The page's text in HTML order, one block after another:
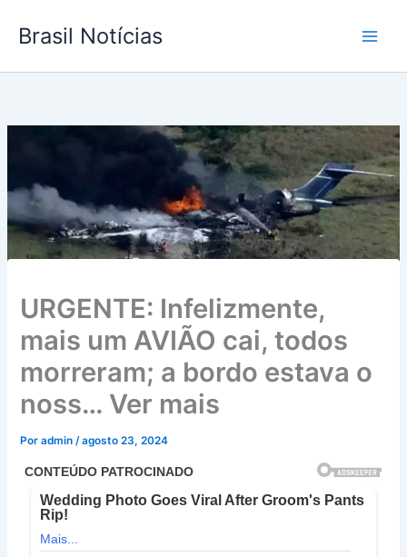
para
conteúdo
Brasil Notícias
URGENTE: Infelizmente,
mais um AVIÃO cai, todos
morreram; a bordo estava o
noss… Ver mais
Poradmin/agosto 23, 2024